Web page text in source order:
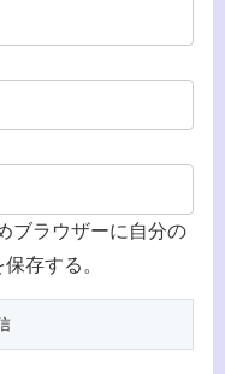
ブラウザーに自分の
存する。